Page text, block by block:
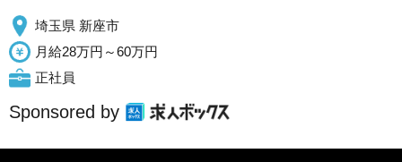
埼玉県 新座市
月給28万円～60万円
正社員
Sponsored by